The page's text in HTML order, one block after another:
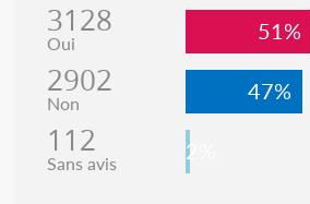
3128
Oui 51%
2902
Non 47%
112
Sans avis 2%